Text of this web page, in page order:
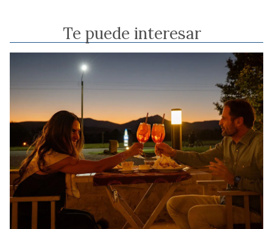
Te puede interesar